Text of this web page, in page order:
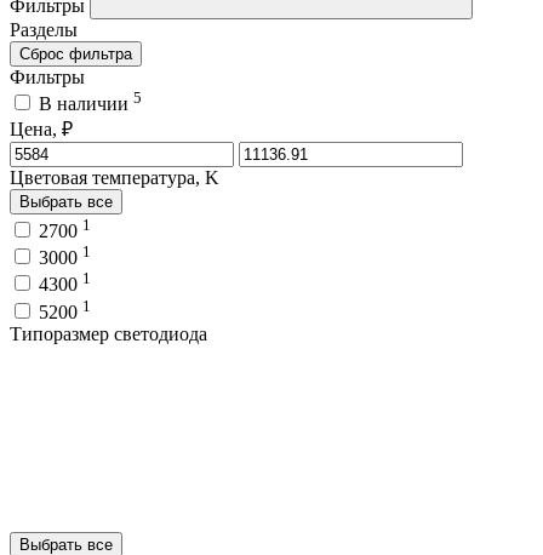
Фильтры
Разделы
Сброс фильтра
Фильтры
В наличии 5
Цена, ₽
Цветовая температура, K
Выбрать все
2700 1
3000 1
4300 1
5200 1
Типоразмер светодиода
Выбрать все